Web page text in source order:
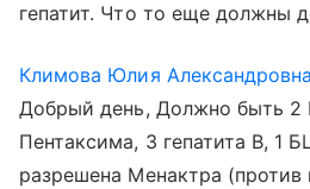
гепатит. Что то еще должны
Климова Юлия Александровна
Добрый день, Должно быть 2
Пентаксима, 3 гепатита В, 1
разрешена Менактра (против